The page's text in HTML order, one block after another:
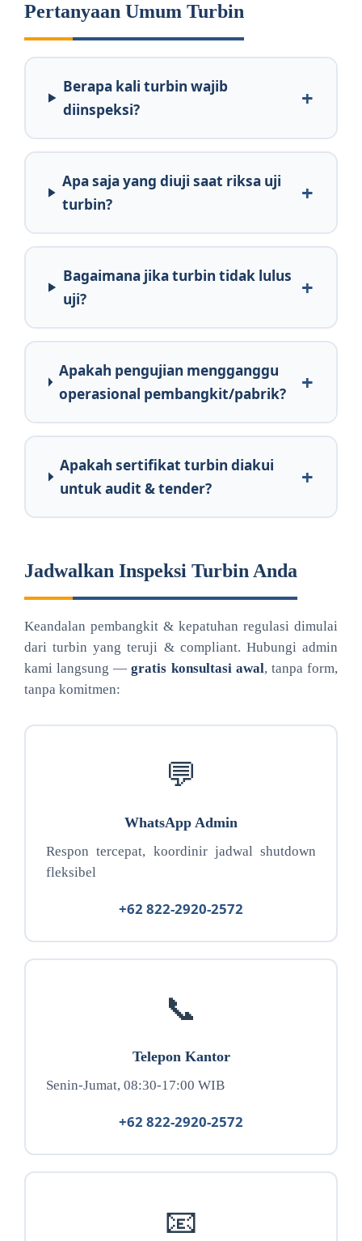
Pertanyaan Umum Turbin
Berapa kali turbin wajib
diinspeksi?
Apa saja yang diuji saat riksa uji
turbin?
Bagaimana jika turbin tidak lulus
uji?
Apakah pengujian mengganggu
operasional pembangkit/pabrik?
Apakah sertifikat turbin diakui
untuk audit & tender?
Jadwalkan Inspeksi Turbin Anda
Keandalan pembangkit & kepatuhan regulasi dimulai
dari turbin yang teruji & compliant. Hubungi admin
kami langsung —gratis konsultasi awal, tanpa form,
tanpa komitmen:
💬
WhatsApp Admin
Respon tercepat, koordinir jadwal shutdown
fleksibel
+62 822-2920-2572
📞
Telepon Kantor
Senin-Jumat, 08:30-17:00 WIB
+62 822-2920-2572
📧